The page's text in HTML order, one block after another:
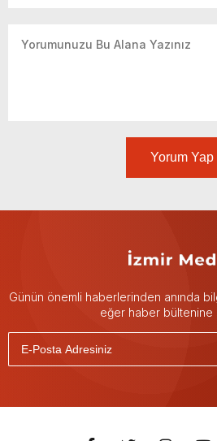
Yorum Yap
Günün önemli haberlerinden anında
eğer haber bültenine